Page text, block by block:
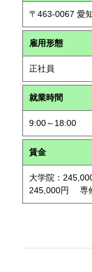
〒463-0067 愛
雇用形態
正社員
就業時間
9:00～18:00
賃金
大学院：
245,000円 専